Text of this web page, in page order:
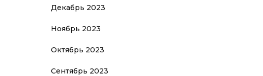
Декабрь 2023
Ноябрь 2023
Октябрь 2023
Сентябрь 2023